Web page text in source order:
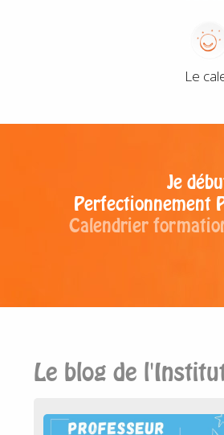
Le
Je
Perfectionnement
Calendrier
Le blog de